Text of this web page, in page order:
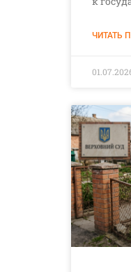
ЧИТАТЬ